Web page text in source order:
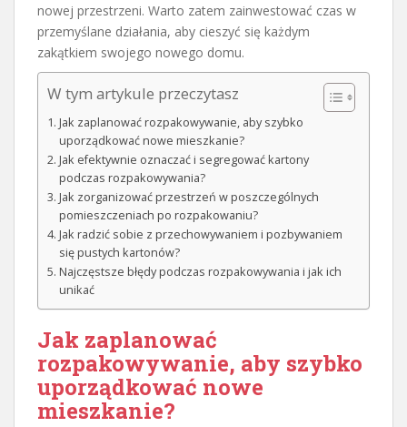
nowej przestrzeni. Warto zatem zainwestować czas w
przemyślane działania, aby cieszyć się każdym
zakątkiem swojego nowego domu.
W tym artykule przeczytasz
Jak zaplanować rozpakowywanie, aby szybko
uporządkować nowe mieszkanie?
Jak efektywnie oznaczać i segregować kartony
podczas rozpakowywania?
Jak zorganizować przestrzeń w poszczególnych
pomieszczeniach po rozpakowaniu?
Jak radzić sobie z przechowywaniem i pozbywaniem
się pustych kartonów?
Najczęstsze błędy podczas rozpakowywania i jak ich
unikać
Jak zaplanować
rozpakowywanie, aby szybko
uporządkować nowe
mieszkanie?